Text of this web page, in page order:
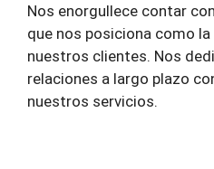
Nos enorgullece contar
que nos posiciona como
nuestros clientes. Nos
relaciones a largo plazo
nuestros servicios.